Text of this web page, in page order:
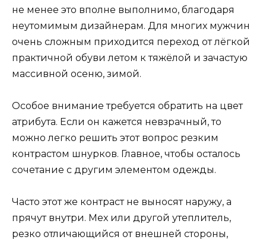
не менее это вполне выполнимо, благодаря
неутомимым дизайнерам. Для многих мужчин
очень сложным приходится переход от лёгкой
практичной обуви летом к тяжёлой и зачастую
массивной осеню, зимой.
Особое внимание требуется обратить на цвет
атрибута. Если он кажется невзрачный, то
можно легко решить этот вопрос резким
контрастом шнурков. Главное, чтобы осталось
сочетание с другим элементом одежды.
Часто этот же контраст не выносят наружу, а
прячут внутри. Мех или другой утеплитель,
резко отличающийся от внешней стороны,